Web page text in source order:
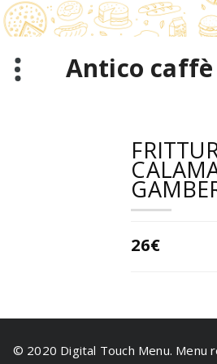
Salta
al
contenuto
Antico caffè
26€
© 2020 Digital Touch Menu. Menu